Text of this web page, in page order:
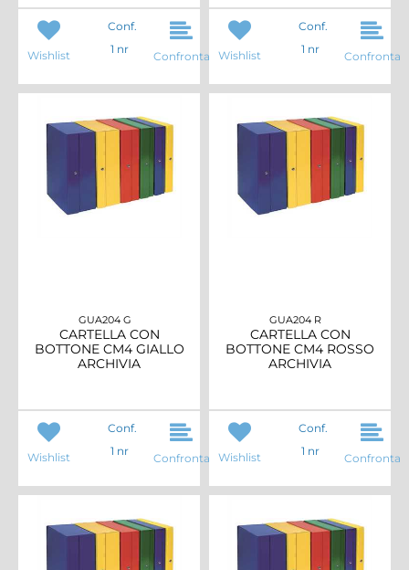
Wishlist
Conf.
1 nr
Confronta Wishlist
Conf.
1 nr
Confronta
GUA204 G
CARTELLA CON
BOTTONE CM4 GIALLO
ARCHIVIA
Wishlist
Conf.
1 nr
Confronta
GUA204 R
CARTELLA CON
BOTTONE CM4 ROSSO
ARCHIVIA
Wishlist
Conf.
1 nr
Confronta